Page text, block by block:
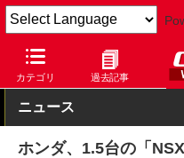
カテゴリ 過去記事
Car Watch 自動車 ホンダ
ニュース
ホンダ、1.5台の「